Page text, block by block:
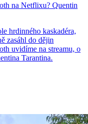
na Netflixu? Quentin
hrdinného kaskadéra,
zasáhl do dějin
uvidíme na streamu, o
Tarantina.